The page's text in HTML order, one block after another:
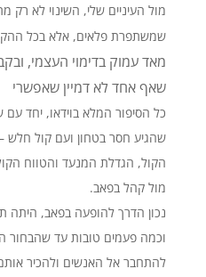
מול העיניים שלי, השינוי לא רק
שמשתפרת פלאים, אלא בכל
מאד עמוק בדימוי העצמי,
שאף אחד לא דמיין שאפשרי
כל הסיפור המלא בוידאו, יחד
שהגיע חסר בטחון ועם קול חלש
הקול, הגדלת המנעד והטווח
מול קהל בפאב.
נכון הדרך להופעה בפאב, היתה
וכמה פעמים טובות עד שהבחור
להתחבר אל האנשים ולהכיר